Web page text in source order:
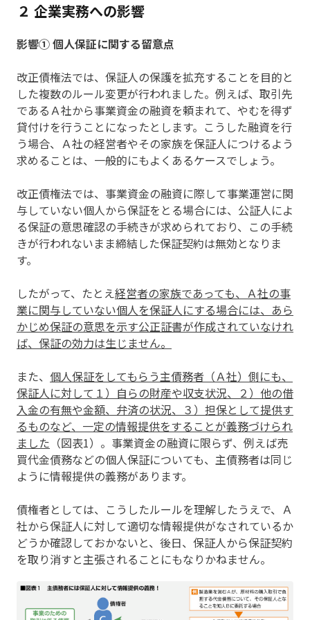
２ 企業実務への影響
影響① 個人保証に関する留意点
改正債権法では、保証人の保護を拡充することを目的と
した複数のルール変更が行われました。例えば、取引先
であるＡ社から事業資金の融資を頼まれて、やむを得ず
貸付けを行うことになったとします。こうした融資を行
う場合、Ａ社の経営者やその家族を保証人につけるよう
求めることは、一般的にもよくあるケースでしょう。
改正債権法では、事業資金の融資に際して事業運営に関
与していない個人から保証をとる場合には、公証人によ
る保証の意思確認の手続きが求められており、この手続
きが行われないまま締結した保証契約は無効となりま
す。
したがって、たとえ経営者の家族であっても、Ａ社の事
業に関与していない個人を保証人にする場合には、あら
かじめ保証の意思を示す公正証書が作成されていなけれ
ば、保証の効力は生じません。
また、 個人保証をしてもらう主債務者（Ａ社）側にも、
保証人に対して１）自らの財産や収支状況、２）他の借
入金の有無や金額、弁済の状況、３）担保として提供す
るものなど、一定の情報提供をすることが義務づけられ
ました （図表1）。事業資金の融資に限らず、例えば売
買代金債務などの個人保証についても、主債務者は同じ
ように情報提供の義務があります。
債権者としては、こうしたルールを理解したうえで、Ａ
社から保証人に対して適切な情報提供がなされているか
どうか確認しておかないと、後日、保証人から保証契約
を取り消すと主張されることにもなりかねません。